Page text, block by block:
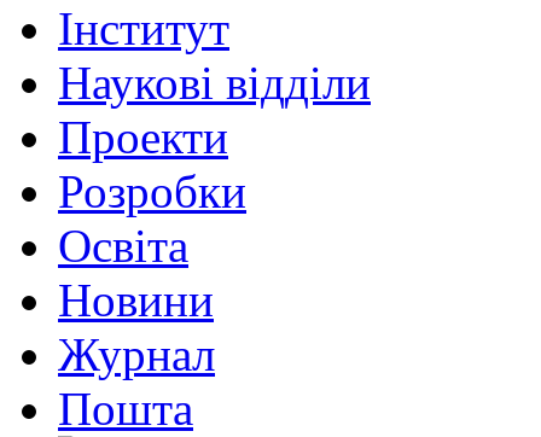
Інститут
Наукові відділи
Проекти
Розробки
Освіта
Новини
Журнал
Пошта